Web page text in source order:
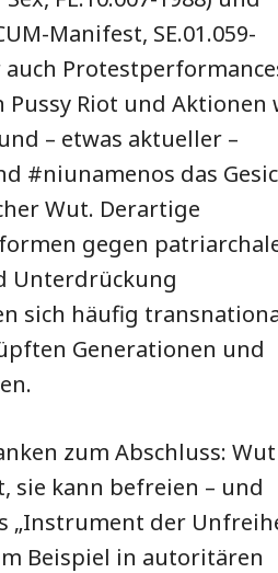
Manifest, SE.01.059-
auch
Pussy Riot und Aktionen
– etwas aktueller –
#niunamenos das
Wut. Derartige
gegen
Unterdrückung
sich häufig
Generationen und
zum Abschluss:
sie kann befreien – und
„Instrument der
Beispiel in autoritären